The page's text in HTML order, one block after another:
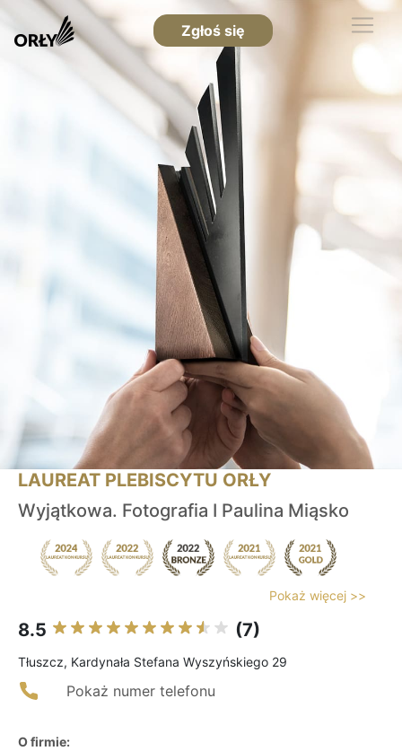
Zgłoś się
LAUREAT PLEBISCYTU ORŁY
Wyjątkowa. Fotografia I Paulina Miąsko
Pokaż więcej >>
8.5 (7)
Tłuszcz, Kardynała Stefana Wyszyńskiego 29
Pokaż numer telefonu
O firmie: